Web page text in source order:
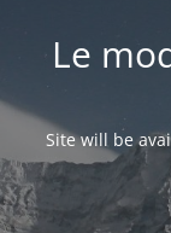
Le
Site will be